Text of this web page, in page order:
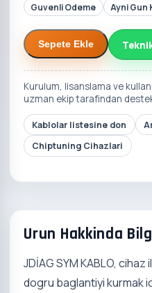
Guvenli Odeme Ayni Gun
Sepete Ekle
Kurulum, lisanslama ve
uzman ekip tarafindan
Kablolar listesine don
Chiptuning Cihazlari
Urun Hakkinda
JDİAG SYM KABLO,
dogru baglantiyi kurmak